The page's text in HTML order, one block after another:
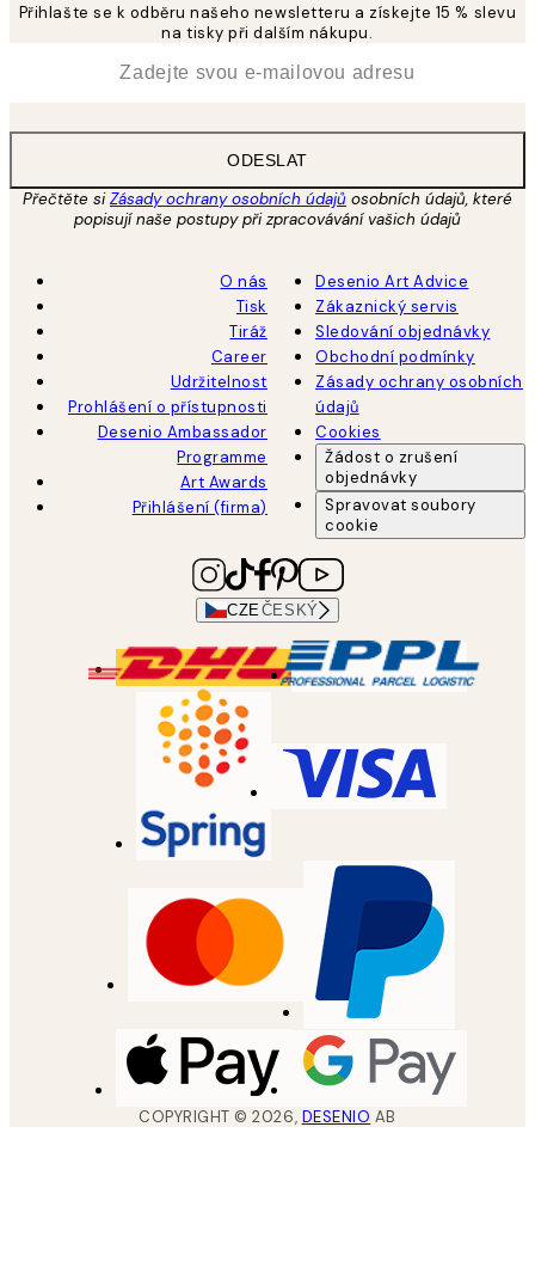
Přihlašte se k odběru našeho newsletteru a získejte 15 % slevu
na tisky při dalším nákupu.
ODESLAT
Přečtěte siZásady ochrany osobních údajů osobních údajů, které
popisují naše postupy při zpracovávání vašich údajů
O nás
Tisk
Tiráž
Career
Udržitelnost
Prohlášení o přístupnosti
Desenio Ambassador
Programme
Art Awards
Přihlášení (firma)
Desenio Art Advice
Zákaznický servis
Sledování objednávky
Obchodní podmínky
Zásady ochrany osobních
údajů
Cookies
Žádost o zrušení
objednávky
Spravovat soubory
cookie
CZE ČESKÝ
COPYRIGHT ©2026, DESENIO AB